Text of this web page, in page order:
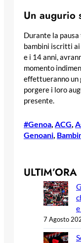
Un augurio
Durante la
bambini iscritti ai
e i 14 anni,
momento
effettueranno un
porgere i loro
presente.
#Genoa, ACG,
Genoani,
ULTIM’ORA
7 Agosto